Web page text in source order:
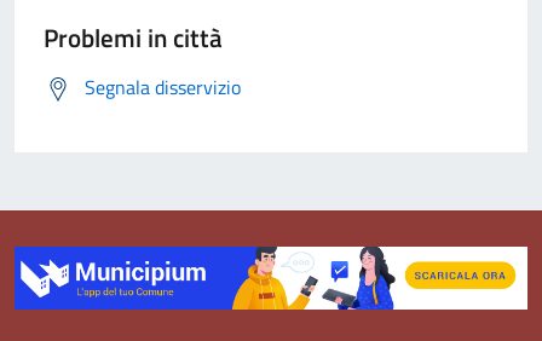
Problemi in città
Segnala disservizio